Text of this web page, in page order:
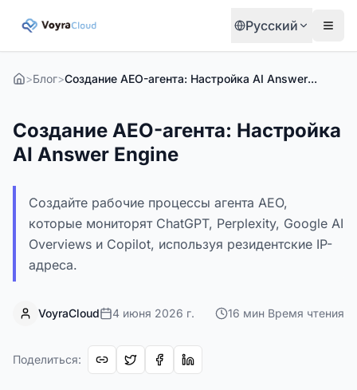
Русский
>Блог> Создание AEO-агента: Настройка AI Answer Engine
Создание AEO-агента: Настройка
AI Answer Engine
Создайте рабочие процессы агента AEO,
которые мониторят ChatGPT, Perplexity, Google AI
Overviews и Copilot, используя резидентские IP-
адреса.
VoyraCloud 4 июня 2026 г. 16 мин Время чтения
Поделиться: